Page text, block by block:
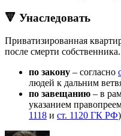
🔻 Унаследовать
Приватизированная
после смерти
по закону – согласно
людей к дальним
по завещанию – в
указанием
1118 и ст. 1120 ГК РФ